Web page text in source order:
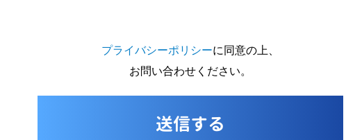
プライバシーポリシーに同意の上、
お問い合わせください。